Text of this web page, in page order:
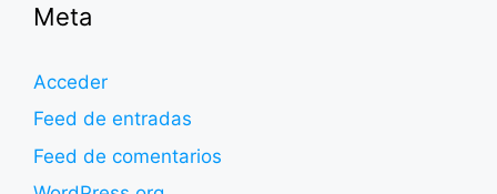
Meta
Acceder
Feed de entradas
Feed de comentarios